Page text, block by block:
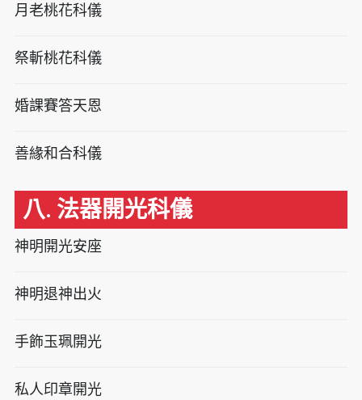
月老桃花科儀
祭斬桃花科儀
婚課賽答天恩
善緣和合科儀
八. 法器開光科儀
神明開光安座
神明退神出火
手飾玉珮開光
私人印章開光